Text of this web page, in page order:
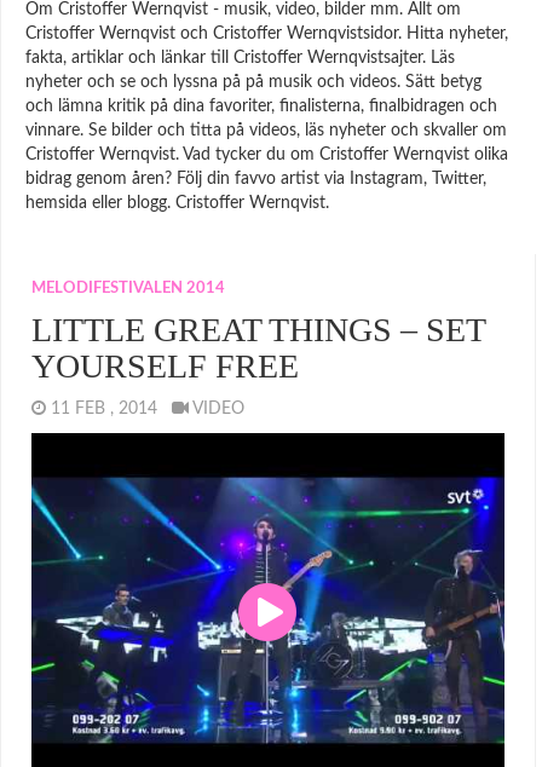
Om Cristoffer Wernqvist - musik, video, bilder mm. Allt om
Cristoffer Wernqvist och Cristoffer Wernqvistsidor. Hitta nyheter,
fakta, artiklar och länkar till Cristoffer Wernqvistsajter. Läs
nyheter och se och lyssna på på musik och videos. Sätt betyg
och lämna kritik på dina favoriter, finalisterna, finalbidragen och
vinnare. Se bilder och titta på videos, läs nyheter och skvaller om
Cristoffer Wernqvist. Vad tycker du om Cristoffer Wernqvist olika
bidrag genom åren? Följ din favvo artist via Instagram, Twitter,
hemsida eller blogg. Cristoffer Wernqvist.
MELODIFESTIVALEN 2014
LITTLE GREAT THINGS – SET
YOURSELF FREE
11 FEB , 2014 VIDEO